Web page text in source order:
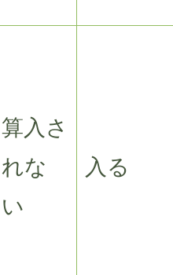
算入さ
れな
い
入る